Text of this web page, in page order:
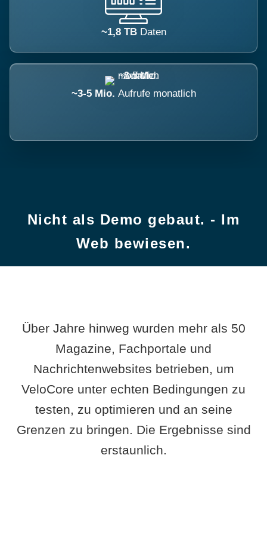
~1,8 TB Daten
~3-5 Mio. Aufrufe monatlich
Nicht als Demo gebaut. - Im
Web bewiesen.
Über Jahre hinweg wurden mehr als 50
Magazine, Fachportale und
Nachrichtenwebsites betrieben, um
VeloCore unter echten Bedingungen zu
testen, zu optimieren und an seine
Grenzen zu bringen. Die Ergebnisse sind
erstaunlich.